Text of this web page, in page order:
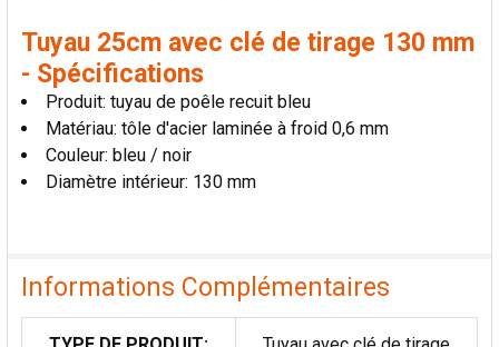
Tuyau 25cm avec clé de tirage 130 mm
- Spécifications
Produit: tuyau de poêle recuit bleu
Matériau: tôle d'acier laminée à froid 0,6 mm
Couleur: bleu / noir
Diamètre intérieur: 130 mm
Informations Complémentaires